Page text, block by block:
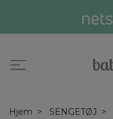
Hjem SENGETØJ